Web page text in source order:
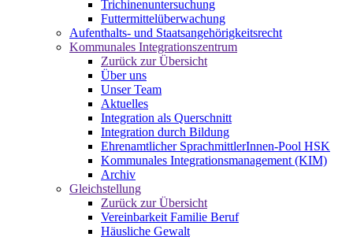
Trichinenuntersuchung
Futtermittelüberwachung
Aufenthalts- und Staatsangehörigkeitsrecht
Kommunales Integrationszentrum
Zurück zur Übersicht
Über uns
Unser Team
Aktuelles
Integration als Querschnitt
Integration durch Bildung
Ehrenamtlicher SprachmittlerInnen-Pool HSK
Kommunales Integrationsmanagement (KIM)
Archiv
Gleichstellung
Zurück zur Übersicht
Vereinbarkeit Familie Beruf
Häusliche Gewalt